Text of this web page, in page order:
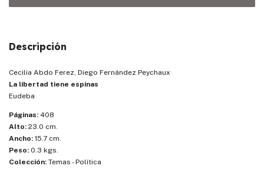
Descripción
Cecilia Abdo Ferez, Diego Fernández Peychaux
La libertad tiene espinas
Eudeba
Páginas: 408
Alto: 23.0 cm.
Ancho: 15.7 cm.
Peso: 0.3 kgs.
Colección: Temas - Política